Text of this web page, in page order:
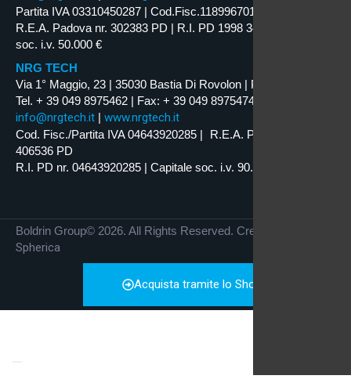
Partita IVA 03310450287 | Cod.Fisc.11899670159
R.E.A. Padova nr. 302383 PD | R.I. PD 1998 34629 | Capitale
soc. i.v. 50.000 €
NRG TECH
Via 1° Maggio, 23 | 35030 Bastia Di Rovolon | PD | ITALY
Tel. + 39 049 8975462 | Fax: + 39 049 8975474
info@nrgtech.it | www.nrgtech.it
Cod. Fisc./Partita IVA 04643920285 | R.E.A. Padova nr.
406536 PD
R.I. PD nr. 04643920285 | Capitale soc. i.v. 90.000 €
Boldrin Group© 2026. All Rights Reserved. Credits by
Spherica
Acquista tramite lo Shop Online